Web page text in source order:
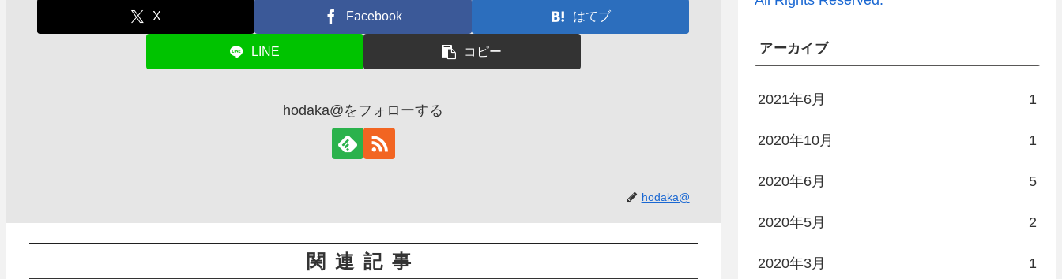
X Facebook はてブ
LINE コピー
hodaka@をフォローする
hodaka@
関連記事
アーカイブ
2021年6月 1
2020年10月 1
2020年6月 5
2020年5月 2
2020年3月 1